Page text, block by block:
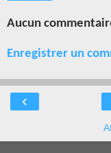
Aucun
Enregistrer un
‹